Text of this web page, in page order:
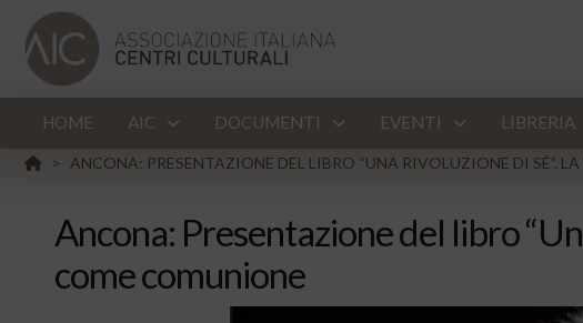
HOME AIC DOCUMENTI EVENTI LIBRERIA
HOME
> ANCONA: PRESENTAZIONE DEL LIBRO “UNA RIVOLUZIONE DI SÉ”.
Ancona: Presentazione del libro
come comunione